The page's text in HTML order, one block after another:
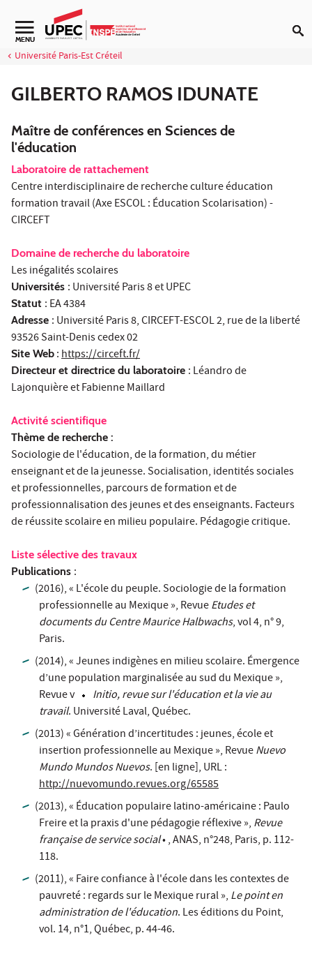
Aller au contenu
Navigation secondaire
MENU
Université Paris-Est Créteil
GILBERTO RAMOS IDUNATE
Maître de conférences en Sciences de
l'éducation
Laboratoire de rattachement
Centre interdisciplinaire de recherche culture éducation
formation travail (Axe ESCOL : Éducation Scolarisation) -
CIRCEFT
Domaine de recherche du laboratoire
Les inégalités scolaires
Universités : Université Paris 8 et UPEC
Statut : EA 4384
Adresse : Université Paris 8, CIRCEFT-ESCOL 2, rue de la liberté
93526 Saint-Denis cedex 02
Site Web :https://circeft.fr/
Directeur et directrice du laboratoire : Léandro de
Lajonquière et Fabienne Maillard
Activité scientifique
Thème de recherche :
Sociologie de l'éducation, de la formation, du métier
enseignant et de la jeunesse. Socialisation, identités sociales
et professionnelles, parcours de formation et de
professionnalisation des jeunes et des enseignants. Facteurs
de réussite scolaire en milieu populaire. Pédagogie critique.
Liste sélective des travaux
Publications :
(2016), « L'école du peuple. Sociologie de la formation
professionnelle au Mexique », RevueEtudes et
documents du Centre Maurice Halbwachs,vol4, n° 9,
Paris.
(2014), « Jeunes indigènes en milieu scolaire. Émergence
d’une population marginalisée au sud du Mexique »,
Revue v
Initio, revue sur l'éducation et la vie au
travail. Université Laval, Québec.
(2013) « Génération d’incertitudes : jeunes, école et
insertion professionnelle au Mexique », RevueNuevo
Mundo Mundos Nuevos. [en ligne], URL :
http://nuevomundo.revues.org/65585
(2013), « Éducation populaire latino-américaine : Paulo
Freire et la praxis d'une pédagogie réflexive », Revue
française de service social• , ANAS, n°248, Paris, p. 112-
118.
(2011), « Faire confiance à l'école dans les contextes de
pauvreté : regards sur le Mexique rural », Le point en
administration de l'éducation. Les éditions du Point,
vol. 14, n°1, Québec, p. 44-46.